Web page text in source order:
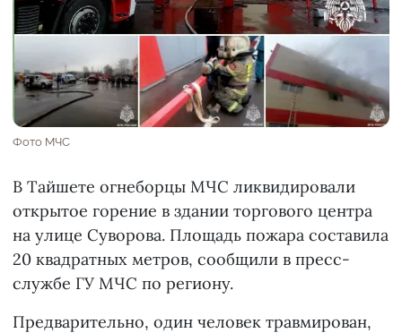
Фото МЧС
В Тайшете огнеборцы МЧС ликвидировали
открытое горение в здании торгового центра
на улице Суворова. Площадь пожара составила
20 квадратных метров, сообщили в пресс-
службе ГУ МЧС по региону.
Предварительно, один человек травмирован,